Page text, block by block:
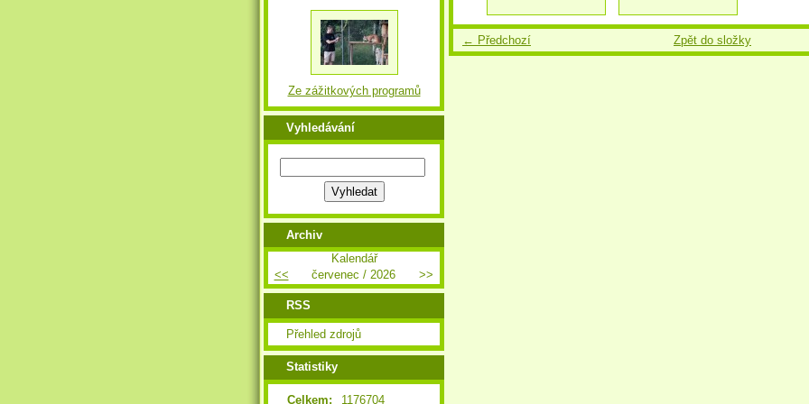
← Předchozí Zpět do složky
Ze zážitkových programů
Vyhledávání
Archiv
Kalendář
<<
červenec / 2026 >>
RSS
Přehled zdrojů
Statistiky
Celkem: 1176704